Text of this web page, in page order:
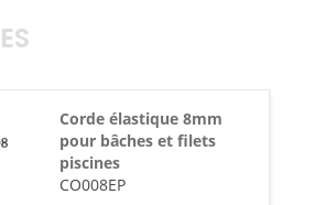
Corde élastique 8mm
pour bâches et filets
piscines
CO008EP